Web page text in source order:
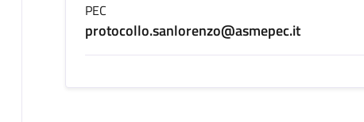
PEC
protocollo.sanlorenzo@asmepec.it